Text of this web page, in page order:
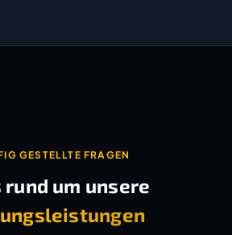
GESTELLTE FRAGEN
um unsere